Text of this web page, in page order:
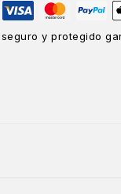
y protegido